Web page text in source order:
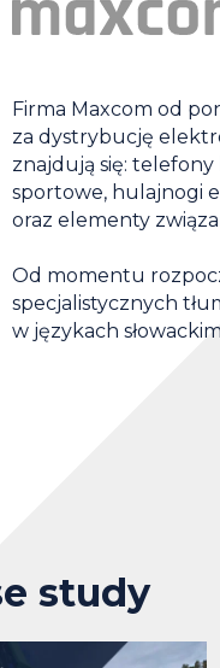
Firma Maxcom od
za dystrybucję
znajdują się:
sportowe, hulajnogi
oraz elementy
Od momentu
specjalistycznych
w językach
study